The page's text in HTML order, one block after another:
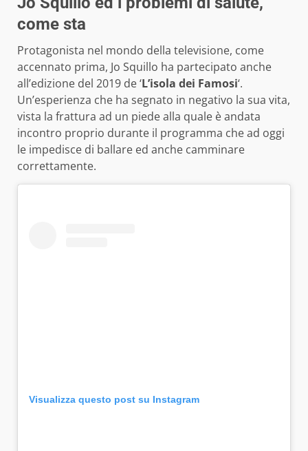
come sta
Protagonista nel mondo della televisione, come
accennato prima, Jo Squillo ha partecipato anche
all’edizione del 2019 de ‘L’isola dei Famosi‘.
Un’esperienza che ha segnato in negativo la sua vita,
vista la frattura ad un piede alla quale è andata
incontro proprio durante il programma che ad oggi
le impedisce di ballare ed anche camminare
correttamente.
Visualizza questo post su Instagram